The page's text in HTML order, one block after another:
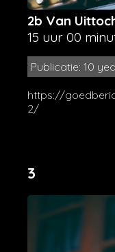
2b Van
15 uur 00
Publicatie: 10
https://
2/
3